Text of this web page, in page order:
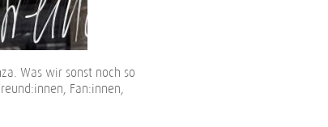
Was wir sonst noch so
Fan:innen,